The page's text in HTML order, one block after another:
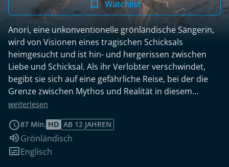
Watchlist
Anori, eine unkonventionelle grönländische Sängerin,
wird von Visionen eines tragischen Schicksals
heimgesucht und ist hin- und hergerissen zwischen
Liebe und Schicksal. Als ihr Verlobter verschwindet,
begibt sie sich auf eine gefährliche Reise, bei der die
Grenze zwischen Mythos und Realität in diesem
bildgewaltigen arktischen Thriller verschwimmt.
weiterlesen
87 Min. HD AB 12 JAHREN
Sprache:
Grönländisch
Untertitel:
Englisch